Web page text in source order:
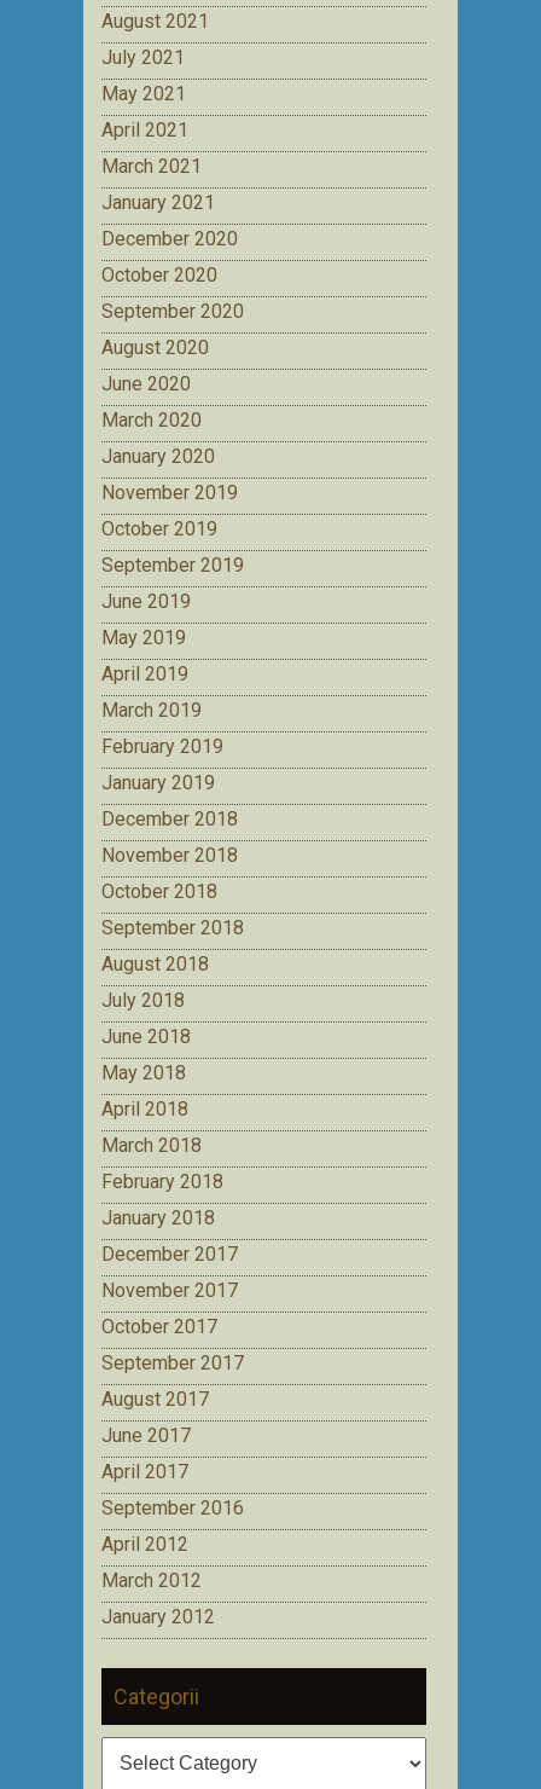
August 2021
July 2021
May 2021
April 2021
March 2021
January 2021
December 2020
October 2020
September 2020
August 2020
June 2020
March 2020
January 2020
November 2019
October 2019
September 2019
June 2019
May 2019
April 2019
March 2019
February 2019
January 2019
December 2018
November 2018
October 2018
September 2018
August 2018
July 2018
June 2018
May 2018
April 2018
March 2018
February 2018
January 2018
December 2017
November 2017
October 2017
September 2017
August 2017
June 2017
April 2017
September 2016
April 2012
March 2012
January 2012
Categorii
Categorii